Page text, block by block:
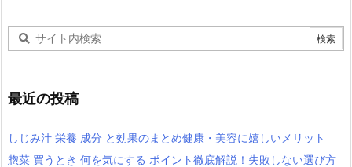
最近の投稿
しじみ汁 栄養 成分 と効果のまとめ健康・美容に嬉しいメリット
惣菜 買うとき 何を気にする ポイント徹底解説！失敗しない選び方